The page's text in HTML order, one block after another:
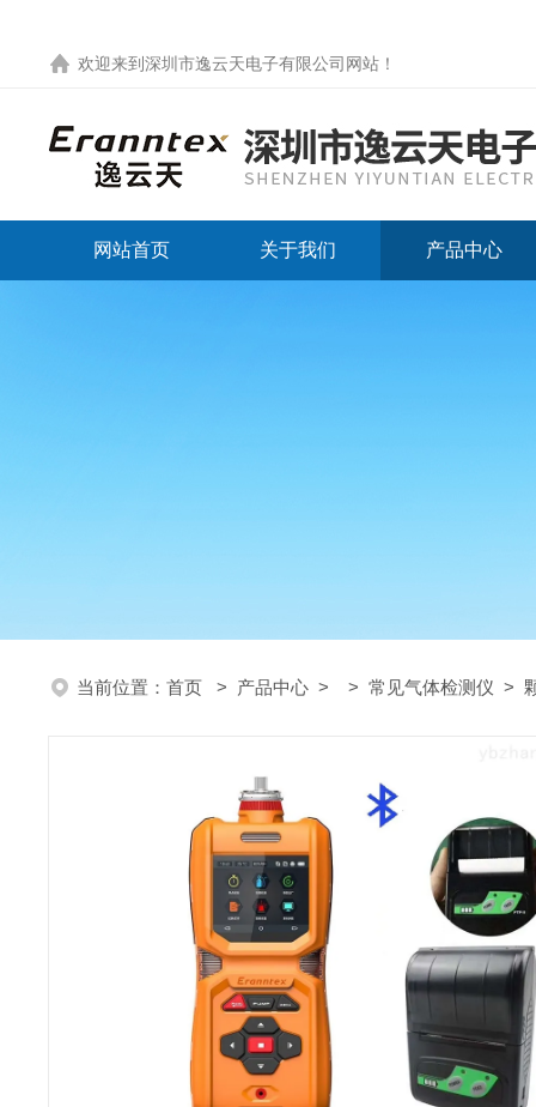
欢迎来到 深圳市逸云天电子有限公司网站 ！
网站首页 关于我们 产品中心
当前位置： 首页 > 产品中心 > > 常见气体检测仪 >